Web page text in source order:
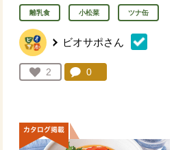
離乳食 小松菜 ツナ缶
ビオサポさん
お気に入り登録：
2
人が登録
コメント：
0